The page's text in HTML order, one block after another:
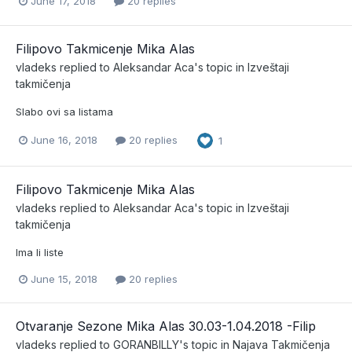
Filipovo Takmicenje Mika Alas
vladeks replied to Aleksandar Aca's topic in Izveštaji
takmičenja
Slabo ovi sa listama
June 16, 2018 20 replies 1
Filipovo Takmicenje Mika Alas
vladeks replied to Aleksandar Aca's topic in Izveštaji
takmičenja
Ima li liste
June 15, 2018 20 replies
Otvaranje Sezone Mika Alas 30.03-1.04.2018 -Filip
vladeks replied to GORANBILLY's topic in Najava Takmičenja